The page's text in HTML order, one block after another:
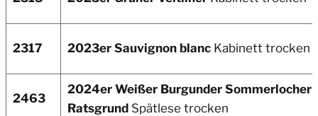
2317 2023er Sauvignon blanc Kabinett trocken
2463
2024er Weißer Burgunder Sommerlocher
RatsgrundSpätlese trocken